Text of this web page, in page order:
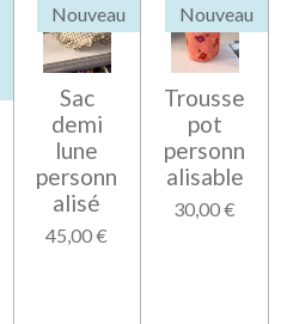
Nouveau
Sac
demi
lune
personn
alisé
45,00 €
Nouveau
Trousse
pot
personn
alisable
30,00 €